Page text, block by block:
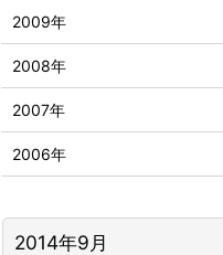
2014年9月
2009年
2008年
2007年
2006年